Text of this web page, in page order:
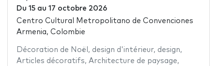
Du 15au 17 octobre 2026
Centro Cultural Metropolitano de Convenciones
Armenia, Colombie
Décoration de Noël , design d'intérieur, design,
Articles décoratifs, Architecture de paysage,